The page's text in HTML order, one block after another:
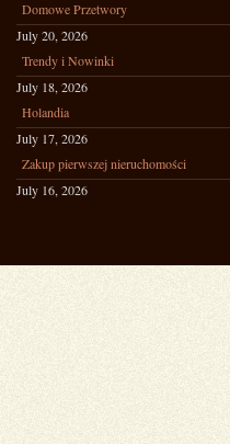
Domowe Przetwory
July 20, 2026
Trendy i Nowinki
July 18, 2026
Holandia
July 17, 2026
Zakup pierwszej nieruchomości
July 16, 2026